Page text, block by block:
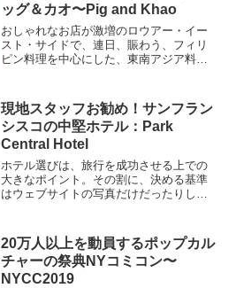
ッグ＆カオ〜Pig and Khao
おしゃれなお店が激増のロウアー・イー
スト・サイドで、連日、賑わう、フィリ
ピン料理を中心にした、東南アジア料理
組のトップシェフに出演して有名になっ
た女性シェ...
現地スタッフお勧め！サンフラン
シスコの中堅ホテル：Park
Central Hotel
ホテル選びは、旅行を成功させる上での
大きなポイント。その割に、決める基準
はウェブサイトの写真だけだったりし
ンシスコのホテルの中で、現地の物価
感、観光時の足回り等を熟知して...
20万人以上を動員するポップカル
チャーの祭典NYコミコン〜
NYCC2019